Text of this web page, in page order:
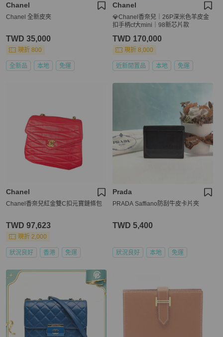
Chanel
Chanel 全新皮夾
TWD 35,000
現折 800
全新品 本地 免運
Chanel
💎Chanel香奈兒｜26P深米色羊皮金
扣手柄cf大mini｜98新芯片款
TWD 170,000
現折 8,000
近新閒置品 本地 免運
Chanel
Chanel香奈兒紅金雙C扣元寶鏈條包
TWD 97,623
現折 2,000
狀況良好 香港 免運
Prada
PRADA Saffiano防刮牛皮卡片夾
TWD 5,400
狀況良好 本地 免運